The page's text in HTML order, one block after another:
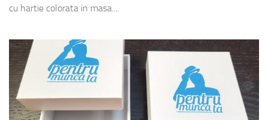
cu hartie colorata in masa....